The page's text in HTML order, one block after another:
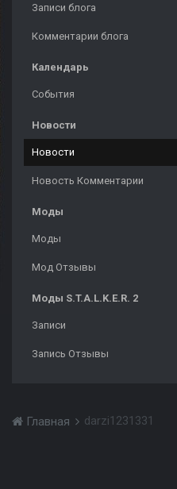
Записи блога
Комментарии блога
Календарь
События
Новости
Новости
Новость Комментарии
Моды
Моды
Мод Отзывы
Моды S.T.A.L.K.E.R. 2
Записи
Запись Отзывы
Главная darzi1231331